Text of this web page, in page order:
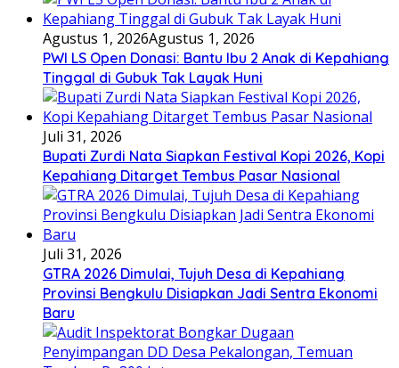
Agustus 1, 2026Agustus 1, 2026
PWI LS Open Donasi: Bantu Ibu 2 Anak di Kepahiang
Tinggal di Gubuk Tak Layak Huni
Juli 31, 2026
Bupati Zurdi Nata Siapkan Festival Kopi 2026, Kopi
Kepahiang Ditarget Tembus Pasar Nasional
Juli 31, 2026
GTRA 2026 Dimulai, Tujuh Desa di Kepahiang
Provinsi Bengkulu Disiapkan Jadi Sentra Ekonomi
Baru